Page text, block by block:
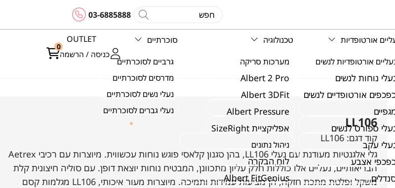
03-6885888
אורטופדיות
אורטופדיות לנשים
נוחות לנשים
אורטופדיים לנשים
ספורט לנשים
עקב
אצבע
טכנולוגיה
מערכות סריקה
Albert 2 Pro
Albert 3DFit
Albert Pressure
אפליקציית SizeRight
ניהול נתונים
לוח הבקרה
Albert FitGenius
סוכרתיים
גרביים לסוכרתיים
מדרסים לסוכרתיים
נעלי נשים לסוכרתיים
נעלי גברים לסוכרתיים
OUTLET
כניסה / הרשמה
0
LL106
קוד דגם: LL106
גלי אלגנטיות מעודנת עם נעלי LL106, בהן סגנון קלאסי פוגש נוחות עכשווית. מיוצרות עם רכיבי Aetrex
הבריאותיים, נעליים אלו כוללות חלק עליון מתכוונן, המבטיח נוחות יוצאת דופן. עם סוליה חיצונית קלת
משקל ופלטת מתכת חזקה, הן מציעות עמידות ותמיכה. מיוצרות מעור איכותי, LL106 מגלמות קסם